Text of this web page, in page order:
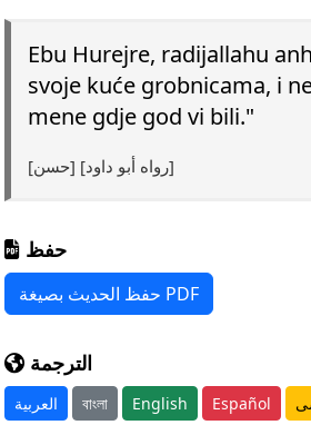
Ebu Hurejre, radijallahu
svoje kuće grobnicama, i
mene gdje god vi bili."
[حسن] [رواه أبو داود]
حفظ
حفظ الحديث بصيغة PDF
الترجمة
العربية বাংলা English Español